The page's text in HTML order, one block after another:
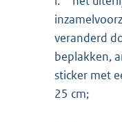
veranderd
beplakken,
sticker met
25 cm;